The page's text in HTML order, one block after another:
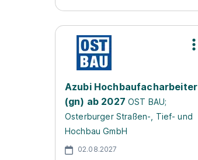
Azubi Hochbaufacharbeiter
(gn) ab 2027 OST BAU;
Osterburger Straßen-, Tief- und
Hochbau GmbH
02.08.2027